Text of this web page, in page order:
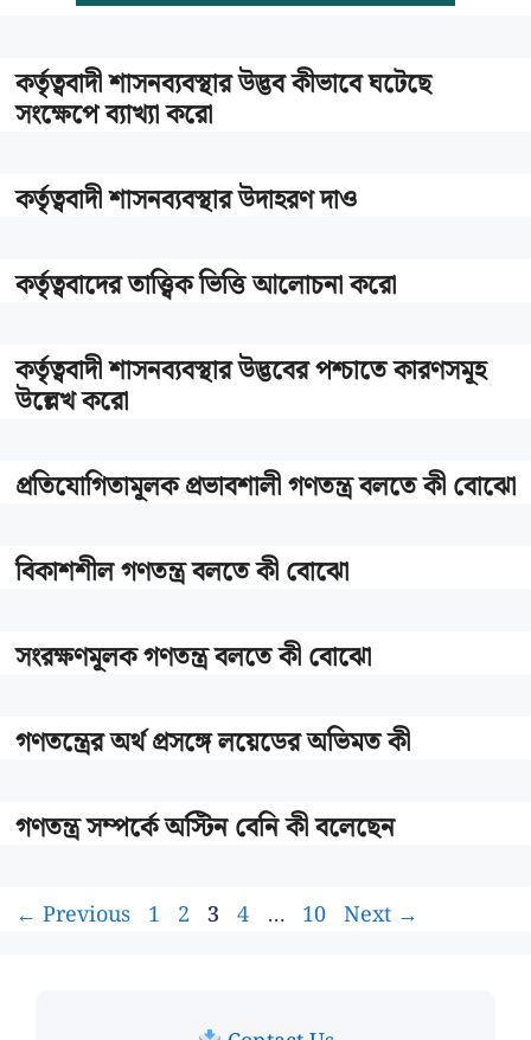
কর্তৃত্ববাদী শাসনব্যবস্থার উদ্ভব কীভাবে ঘটেছে
সংক্ষেপে ব্যাখ্যা করো
কর্তৃত্ববাদী শাসনব্যবস্থার উদাহরণ দাও
কর্তৃত্ববাদের তাত্ত্বিক ভিত্তি আলোচনা করো
কর্তৃত্ববাদী শাসনব্যবস্থার উদ্ভবের পশ্চাতে কারণসমূহ
উল্লেখ করো
প্রতিযোগিতামূলক প্রভাবশালী গণতন্ত্র বলতে কী বোঝো
বিকাশশীল গণতন্ত্র বলতে কী বোঝো
সংরক্ষণমূলক গণতন্ত্র বলতে কী বোঝো
গণতন্ত্রের অর্থ প্রসঙ্গে লয়েডের অভিমত কী
গণতন্ত্র সম্পর্কে অস্টিন বেনি কী বলেছেন
← Previous Page
1 Page
2 Page
3 Page
4 … Page
10 Next →